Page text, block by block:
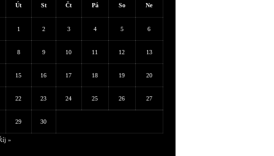
Út St Čt Pá So Ne
1 2 3 4 5 6
8 9 10 11 12 13
15 16 17 18 19 20
22 23 24 25 26 27
29 30
»